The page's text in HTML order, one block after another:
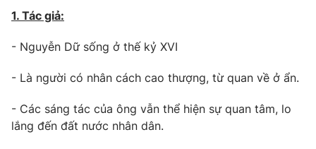
Nhân vật
Âm nhạc
Sao
Giáo dục
Tuyển sinh
Học trực tuyến
Công nghệ
Hitech Công nghệ tương lai
Giao lưu trực tuyến
1. Tác giả:
- Nguyễn Dữ sống ở thế kỷ XVI
- Là người có nhân cách cao thượng, từ quan về ở ẩn.
- Các sáng tác của ông vẫn thể hiện sự quan tâm, lo
lắng đến đất nước nhân dân.